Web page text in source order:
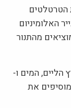
בו את הטרטלטים
האלומיניום
מהתנור
הליים, המים ו-
את